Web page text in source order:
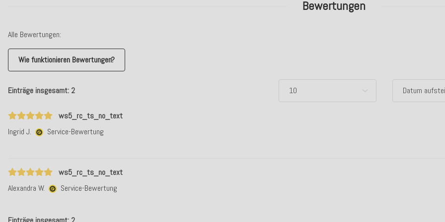
Bewertungen
Alle Bewertungen:
Wie funktionieren Bewertungen?
Einträge insgesamt: 2
ws5_rc_ts_no_text
Ingrid J.
Service-Bewertung
ws5_rc_ts_no_text
Alexandra W.
Service-Bewertung